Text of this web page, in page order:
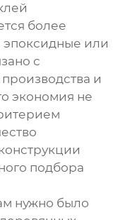
более
или
с
и
экономия не
подбора
нужно было